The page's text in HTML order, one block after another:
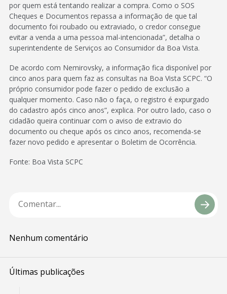
por quem está tentando realizar a compra. Como o SOS
Cheques e Documentos repassa a informação de que tal
documento foi roubado ou extraviado, o credor consegue
evitar a venda a uma pessoa mal-intencionada”, detalha o
superintendente de Serviços ao Consumidor da Boa Vista.
De acordo com Nemirovsky, a informação fica disponível por
cinco anos para quem faz as consultas na Boa Vista SCPC. “O
próprio consumidor pode fazer o pedido de exclusão a
qualquer momento. Caso não o faça, o registro é expurgado
do cadastro após cinco anos”, explica. Por outro lado, caso o
cidadão queira continuar com o aviso de extravio do
documento ou cheque após os cinco anos, recomenda-se
fazer novo pedido e apresentar o Boletim de Ocorrência.
Fonte: Boa Vista SCPC
Nenhum comentário
Últimas publicações